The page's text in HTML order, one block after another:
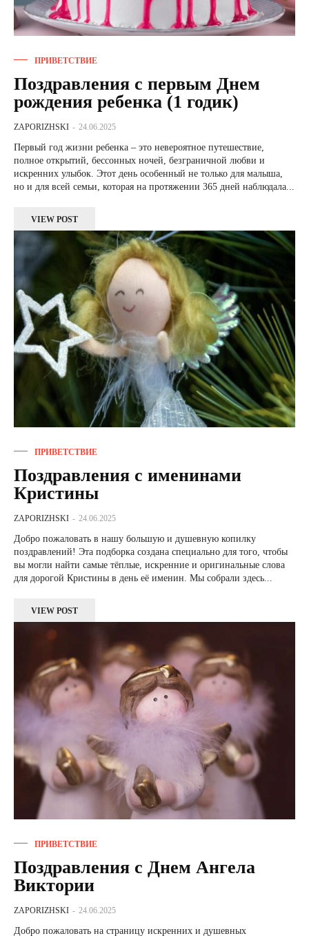
ПРИВЕТСТВИЕ
Поздравления с первым Днем
рождения ребенка (1 годик)
ZAPORIZHSKI - 24.06.2025
Первый год жизни ребенка – это невероятное путешествие,
полное открытий, бессонных ночей, безграничной любви и
искренних улыбок. Этот день особенный не только для малыша,
но и для всей семьи, которая на протяжении 365 дней наблюдала...
VIEW POST
ПРИВЕТСТВИЕ
Поздравления с именинами
Кристины
ZAPORIZHSKI - 24.06.2025
Добро пожаловать в нашу большую и душевную копилку
поздравлений! Эта подборка создана специально для того, чтобы
вы могли найти самые тёплые, искренние и оригинальные слова
для дорогой Кристины в день её именин. Мы собрали здесь...
VIEW POST
ПРИВЕТСТВИЕ
Поздравления с Днем Ангела
Виктории
ZAPORIZHSKI - 24.06.2025
Добро пожаловать на страницу искренних и душевных